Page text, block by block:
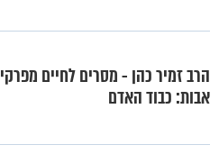
הרב זמיר כהן - מסרים לחיים מפרקי
אבות: כבוד האדם